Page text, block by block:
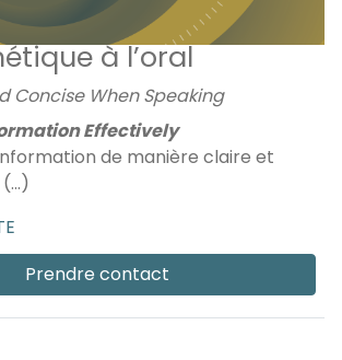
à l’oral
Concise When Speaking
Effectively
de manière claire et
Prendre contact